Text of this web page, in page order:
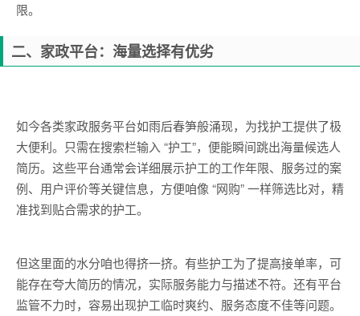
限。
二、家政平台：海量选择有优劣
如今各类家政服务平台如雨后春笋般涌现，为找护工提供了极
大便利。只需在搜索栏输入 “护工”，便能瞬间跳出海量候选人
简历。这些平台通常会详细展示护工的工作年限、服务过的案
例、用户评价等关键信息，方便咱像 “网购” 一样筛选比对，精
准找到贴合需求的护工。
但这里面的水分咱也得挤一挤。有些护工为了提高接单率，可
能存在夸大简历的情况，实际服务能力与描述不符。还有平台
监管不力时，容易出现护工临时爽约、服务态度不佳等问题。